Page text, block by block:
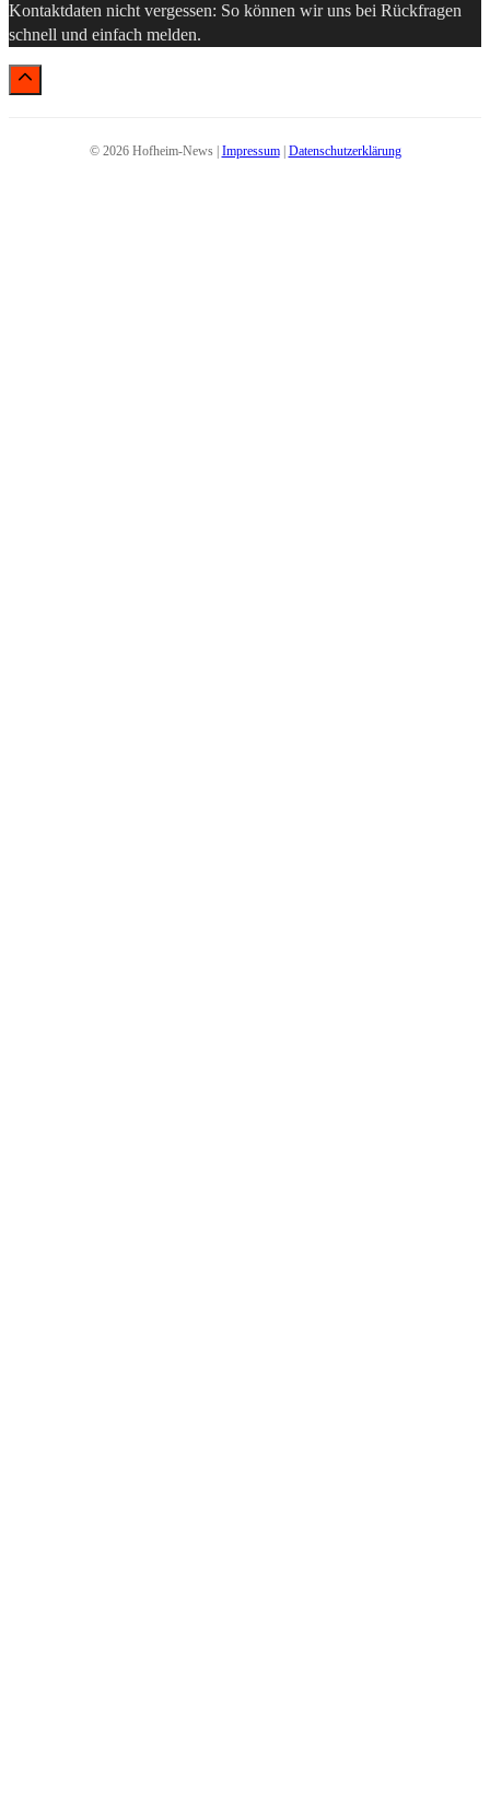
Kontaktdaten nicht vergessen: So können wir uns bei Rückfragen
schnell und einfach melden.
© 2026 Hofheim-News | Impressum| Datenschutzerklärung